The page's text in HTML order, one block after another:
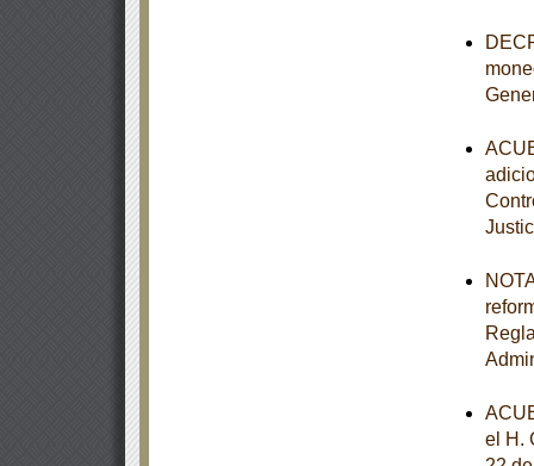
el H.